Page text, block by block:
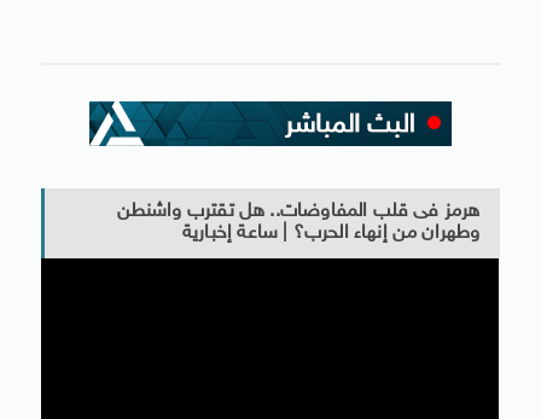
هرمز فى قلب المفاوضات.. هل تقترب واشنطن
وطهران من إنهاء الحرب؟ | ساعة إخبارية